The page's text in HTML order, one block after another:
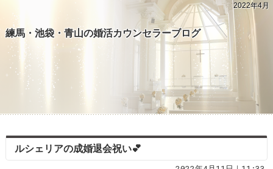
2022年4月
練馬・池袋・青山の婚活カウンセラーブログ
ルシェリアの成婚退会祝い💕